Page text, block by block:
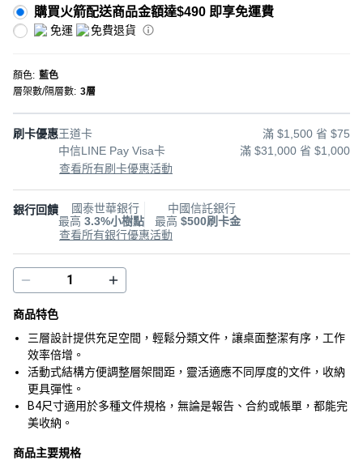
購買火箭配送商品金額達$490 即享免運費
免運 免費退貨
顏色: 藍色
層架數/隔層數: 3層
刷卡優惠王道卡
滿 $1,500 省 $75
中信LINE Pay Visa卡
滿 $31,000 省 $1,000
查看所有刷卡優惠活動
銀行回饋
國泰世華銀行
最高 3.3%小樹點
中國信託銀行
最高 $500刷卡金
查看所有銀行優惠活動
商品特色
三層設計提供充足空間，輕鬆分類文件，讓桌面整潔有序，工作
效率倍增。
活動式結構方便調整層架間距，靈活適應不同厚度的文件，收納
更具彈性。
B4尺寸適用於多種文件規格，無論是報告、合約或帳單，都能完
美收納。
商品主要規格